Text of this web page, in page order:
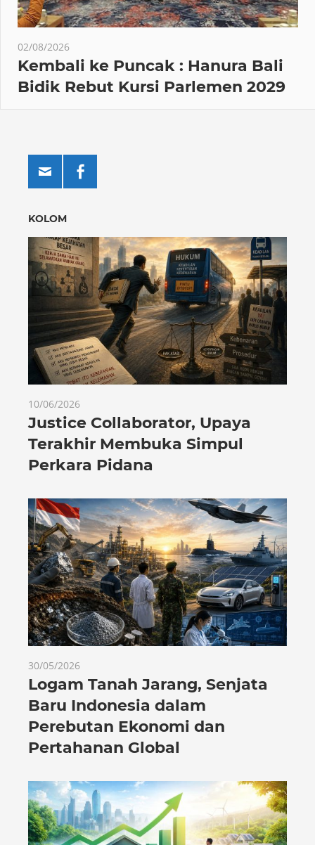
02/08/2026
Kembali ke Puncak : Hanura Bali
Bidik Rebut Kursi Parlemen 2029
KOLOM
10/06/2026
Justice Collaborator, Upaya
Terakhir Membuka Simpul
Perkara Pidana
30/05/2026
Logam Tanah Jarang, Senjata
Baru Indonesia dalam
Perebutan Ekonomi dan
Pertahanan Global